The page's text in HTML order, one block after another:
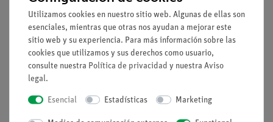
Alambre de hierro,
entallado, 2 kg
06343-
03
Rociador de polvo de
hierro, 20 ml
06305-
10
1
BRUJULA DE BOLSILLO
06350-
10
Utilizamos cookies en nuestro sitio web. Algunas de ellas son
esenciales, mientras que otras nos ayudan a mejorar este
sitio web y su experiencia. Para más información sobre las
cookies que utilizamos y sus derechos como usuario,
consulte nuestra Política de privacidad y nuestra Aviso
legal.
Esencial Estadísticas Marketing